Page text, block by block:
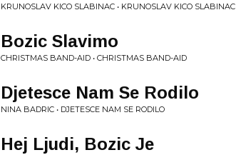
KRUNOSLAV KICO SLABINAC • KRUNOSLAV KICO SLABINAC
Bozic Slavimo
CHRISTMAS BAND-AID • CHRISTMAS BAND-AID
Djetesce Nam Se Rodilo
NINA BADRIC • DJETESCE NAM SE RODILO
Hej Ljudi, Bozic Je